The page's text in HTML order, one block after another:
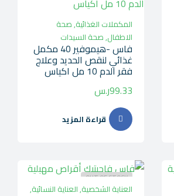
المكملات الغذائية,صحة
الاطفال,صحة السيدات
فاس -هيموفير 40 مكمل
غذائي لنقص الحديد وعلاج
فقر الدم 10 مل اكياس
99.33ر.س
قراءة المزيد
OUT OF STOCK
العناية الشخصية,العناية النسائية,